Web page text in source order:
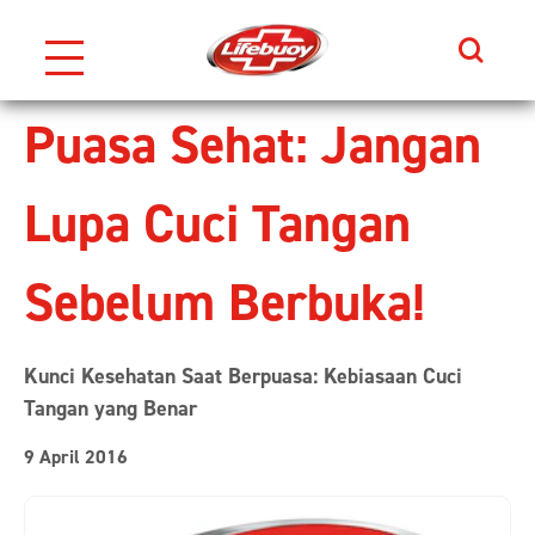
Skip to content
Search
Puasa Sehat: Jangan
Lupa Cuci Tangan
Sebelum Berbuka!
Kunci Kesehatan Saat Berpuasa: Kebiasaan Cuci
Tangan yang Benar
9 April 2016